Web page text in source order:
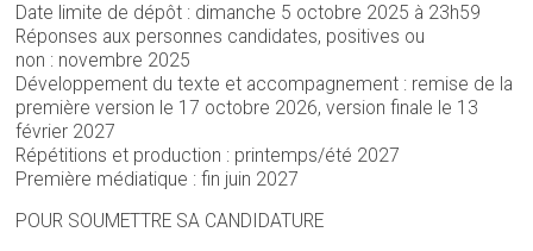
Date limite de dépôt : dimanche 5 octobre 2025 à 23h59
Réponses aux personnes candidates, positives ou
non : novembre 2025
Développement du texte et accompagnement : remise de la
première version le 17 octobre 2026, version finale le 13
février 2027
Répétitions et production : printemps/été 2027
Première médiatique : fin juin 2027
POUR SOUMETTRE SA CANDIDATURE